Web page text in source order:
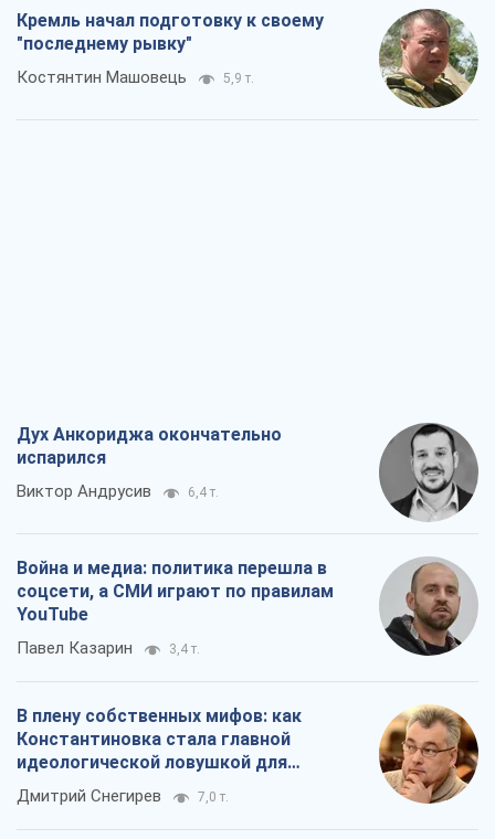
Кремль начал подготовку к своему
"последнему рывку"
Костянтин Машовець 5,9 т.
Дух Анкориджа окончательно
испарился
Виктор Андрусив 6,4 т.
Война и медиа: политика перешла в
соцсети, а СМИ играют по правилам
YouTube
Павел Казарин 3,4 т.
В плену собственных мифов: как
Константиновка стала главной
идеологической ловушкой для
российских оккупантов
Дмитрий Снегирев 7,0 т.